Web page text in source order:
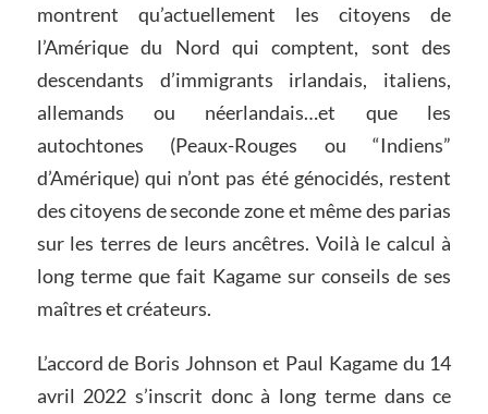
montrent qu’actuellement les citoyens de
l’Amérique du Nord qui comptent, sont des
descendants d’immigrants irlandais, italiens,
allemands ou néerlandais…et que les
autochtones (Peaux-Rouges ou “Indiens”
d’Amérique) qui n’ont pas été génocidés, restent
des citoyens de seconde zone et même des parias
sur les terres de leurs ancêtres. Voilà le calcul à
long terme que fait Kagame sur conseils de ses
maîtres et créateurs.
L’accord de Boris Johnson et Paul Kagame du 14
avril 2022 s’inscrit donc à long terme dans ce